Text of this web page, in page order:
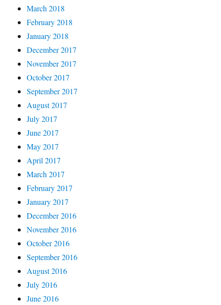
March 2018
February 2018
January 2018
December 2017
November 2017
October 2017
September 2017
August 2017
July 2017
June 2017
May 2017
April 2017
March 2017
February 2017
January 2017
December 2016
November 2016
October 2016
September 2016
August 2016
July 2016
June 2016